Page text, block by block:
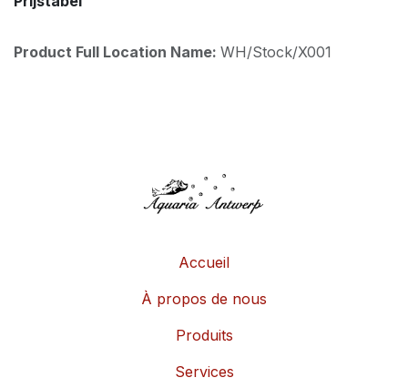
Product Full Location Name: WH/Stock/X001
Accueil
À propos de nous
Produits
Services